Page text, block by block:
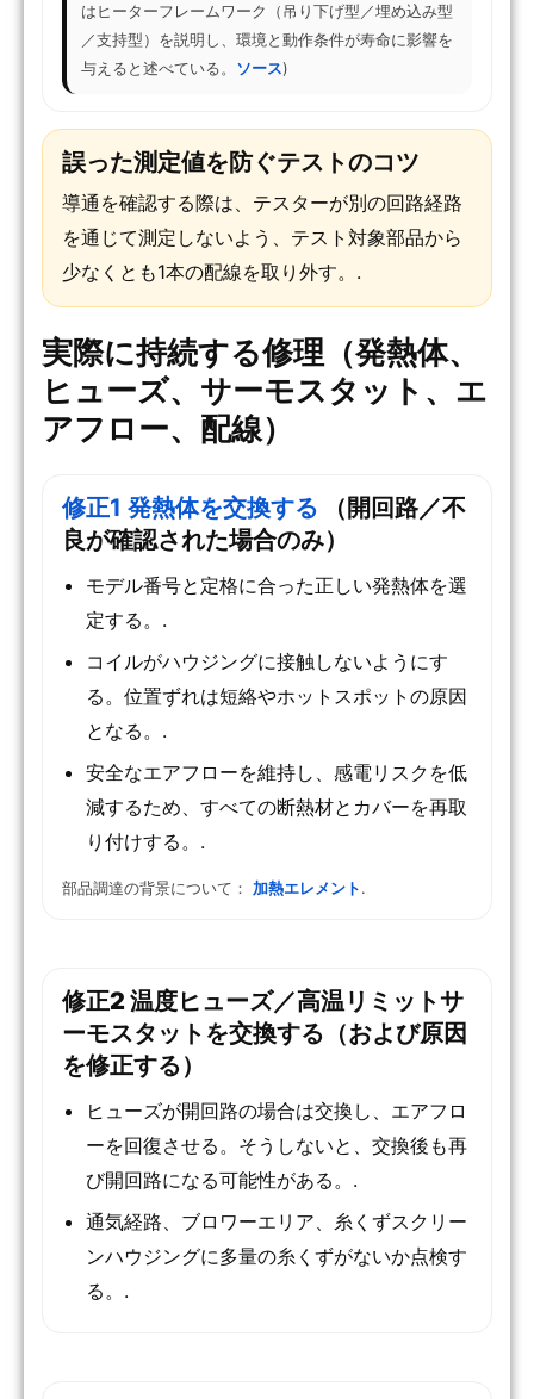
はヒーターフレームワーク（吊り下げ型／埋め込み型
／支持型）を説明し、環境と動作条件が寿命に影響を
与えると述べている。 ソース)
誤った測定値を防ぐテストのコツ
導通を確認する際は、テスターが別の回路経路
を通じて測定しないよう、テスト対象部品から
少なくとも1本の配線を取り外す。.
実際に持続する修理（発熱体、
ヒューズ、サーモスタット、エ
アフロー、配線）
修正1 発熱体を交換する （開回路／不
良が確認された場合のみ）
モデル番号と定格に合った正しい発熱体を選
定する。.
コイルがハウジングに接触しないようにす
る。位置ずれは短絡やホットスポットの原因
となる。.
安全なエアフローを維持し、感電リスクを低
減するため、すべての断熱材とカバーを再取
り付けする。.
部品調達の背景について： 加熱エレメント.
修正2 温度ヒューズ／高温リミットサ
ーモスタットを交換する（および原因
を修正する）
ヒューズが開回路の場合は交換し、エアフロ
ーを回復させる。そうしないと、交換後も再
び開回路になる可能性がある。.
通気経路、ブロワーエリア、糸くずスクリー
ンハウジングに多量の糸くずがないか点検す
る。.